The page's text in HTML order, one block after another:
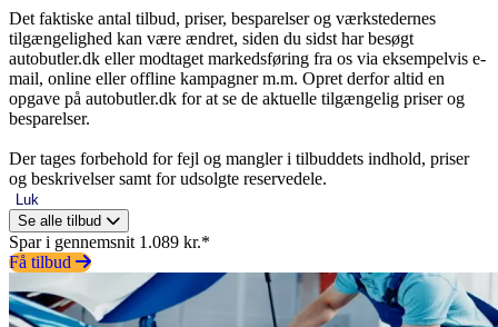
Det faktiske antal tilbud, priser, besparelser og værkstedernes
tilgængelighed kan være ændret, siden du sidst har besøgt
autobutler.dk eller modtaget markedsføring fra os via eksempelvis e-
mail, online eller offline kampagner m.m. Opret derfor altid en
opgave på autobutler.dk for at se de aktuelle tilgængelig priser og
besparelser.
Der tages forbehold for fejl og mangler i tilbuddets indhold, priser
og beskrivelser samt for udsolgte reservedele.
Luk
Se alle tilbud
Spar i gennemsnit 1.089 kr.*
Få tilbud